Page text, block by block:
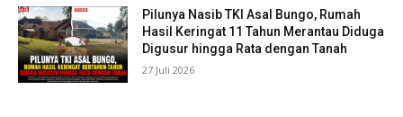
Pilunya Nasib TKI Asal Bungo, Rumah
Hasil Keringat 11 Tahun Merantau Diduga
Digusur hingga Rata dengan Tanah
27 Juli 2026